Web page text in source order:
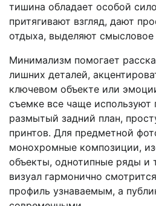
тишина обладает особой
притягивают взгляд, дают
отдыха, выделяют смысловое
Минимализм помогает
лишних деталей,
ключевом объекте или
съемке все чаще используют
размытый задний план,
принтов. Для предметной
монохромные композиции,
объекты, однотипные ряды и
визуал гармонично
профиль узнаваемым, а